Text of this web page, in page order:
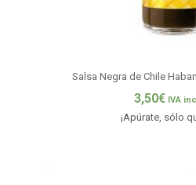
Salsa Negra de Chile
3,50€ IVA
¡Apúrate, sólo